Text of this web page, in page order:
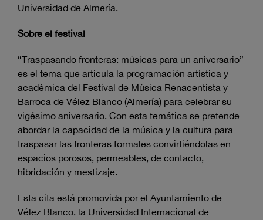
Universidad de Almería.
Sobre el festival
“Traspasando fronteras: músicas para un aniversario”
es el tema que articula la programación artística y
académica del Festival de Música Renacentista y
Barroca de Vélez Blanco (Almería) para celebrar su
vigésimo aniversario. Con esta temática se pretende
abordar la capacidad de la música y la cultura para
traspasar las fronteras formales convirtiéndolas en
espacios porosos, permeables, de contacto,
hibridación y mestizaje.
Esta cita está promovida por el Ayuntamiento de
Vélez Blanco, la Universidad Internacional de